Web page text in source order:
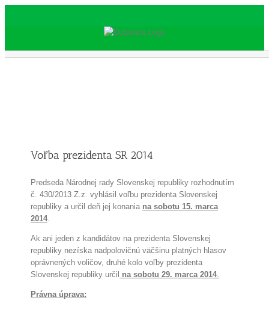
Voľba prezidenta SR 2014
Predseda Národnej rady Slovenskej republiky rozhodnutím
č. 430/2013 Z.z. vyhlásil voľbu prezidenta Slovenskej
republiky a určil deň jej konania na sobotu 15. marca
2014.
Ak ani jeden z kandidátov na prezidenta Slovenskej
republiky nezíska nadpolovičnú väčšinu platných hlasov
oprávnených voličov, druhé kolo voľby prezidenta
Slovenskej republiky určil na sobotu 29. marca 2014.
Právna úprava: